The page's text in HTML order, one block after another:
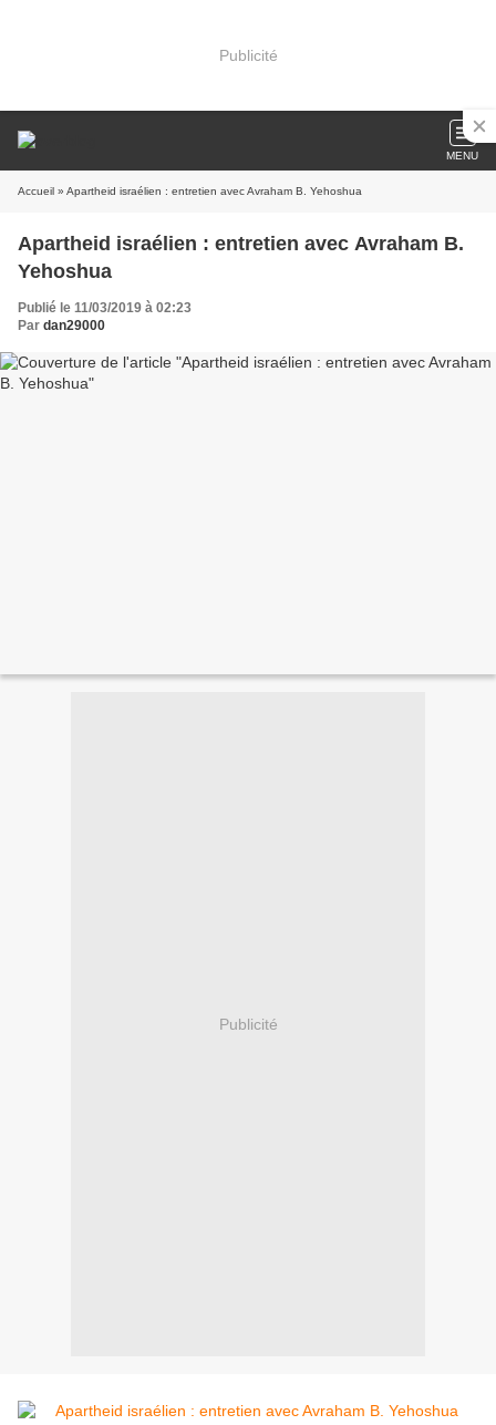
Publicité
MENU
Accueil » Apartheid israélien : entretien avec Avraham B. Yehoshua
Apartheid israélien : entretien avec Avraham B.
Yehoshua
Publié le 11/03/2019 à 02:23
Par dan29000
Publicité